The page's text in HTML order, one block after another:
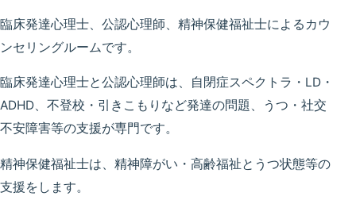
臨床発達心理士、公認心理師、精神保健福祉士によるカウ
ンセリングルームです。
臨床発達心理士と公認心理師は、自閉症スペクトラ・LD・
ADHD、不登校・引きこもりなど発達の問題、うつ・社交
不安障害等の支援が専門です。
精神保健福祉士は、精神障がい・高齢福祉とうつ状態等の
支援をします。